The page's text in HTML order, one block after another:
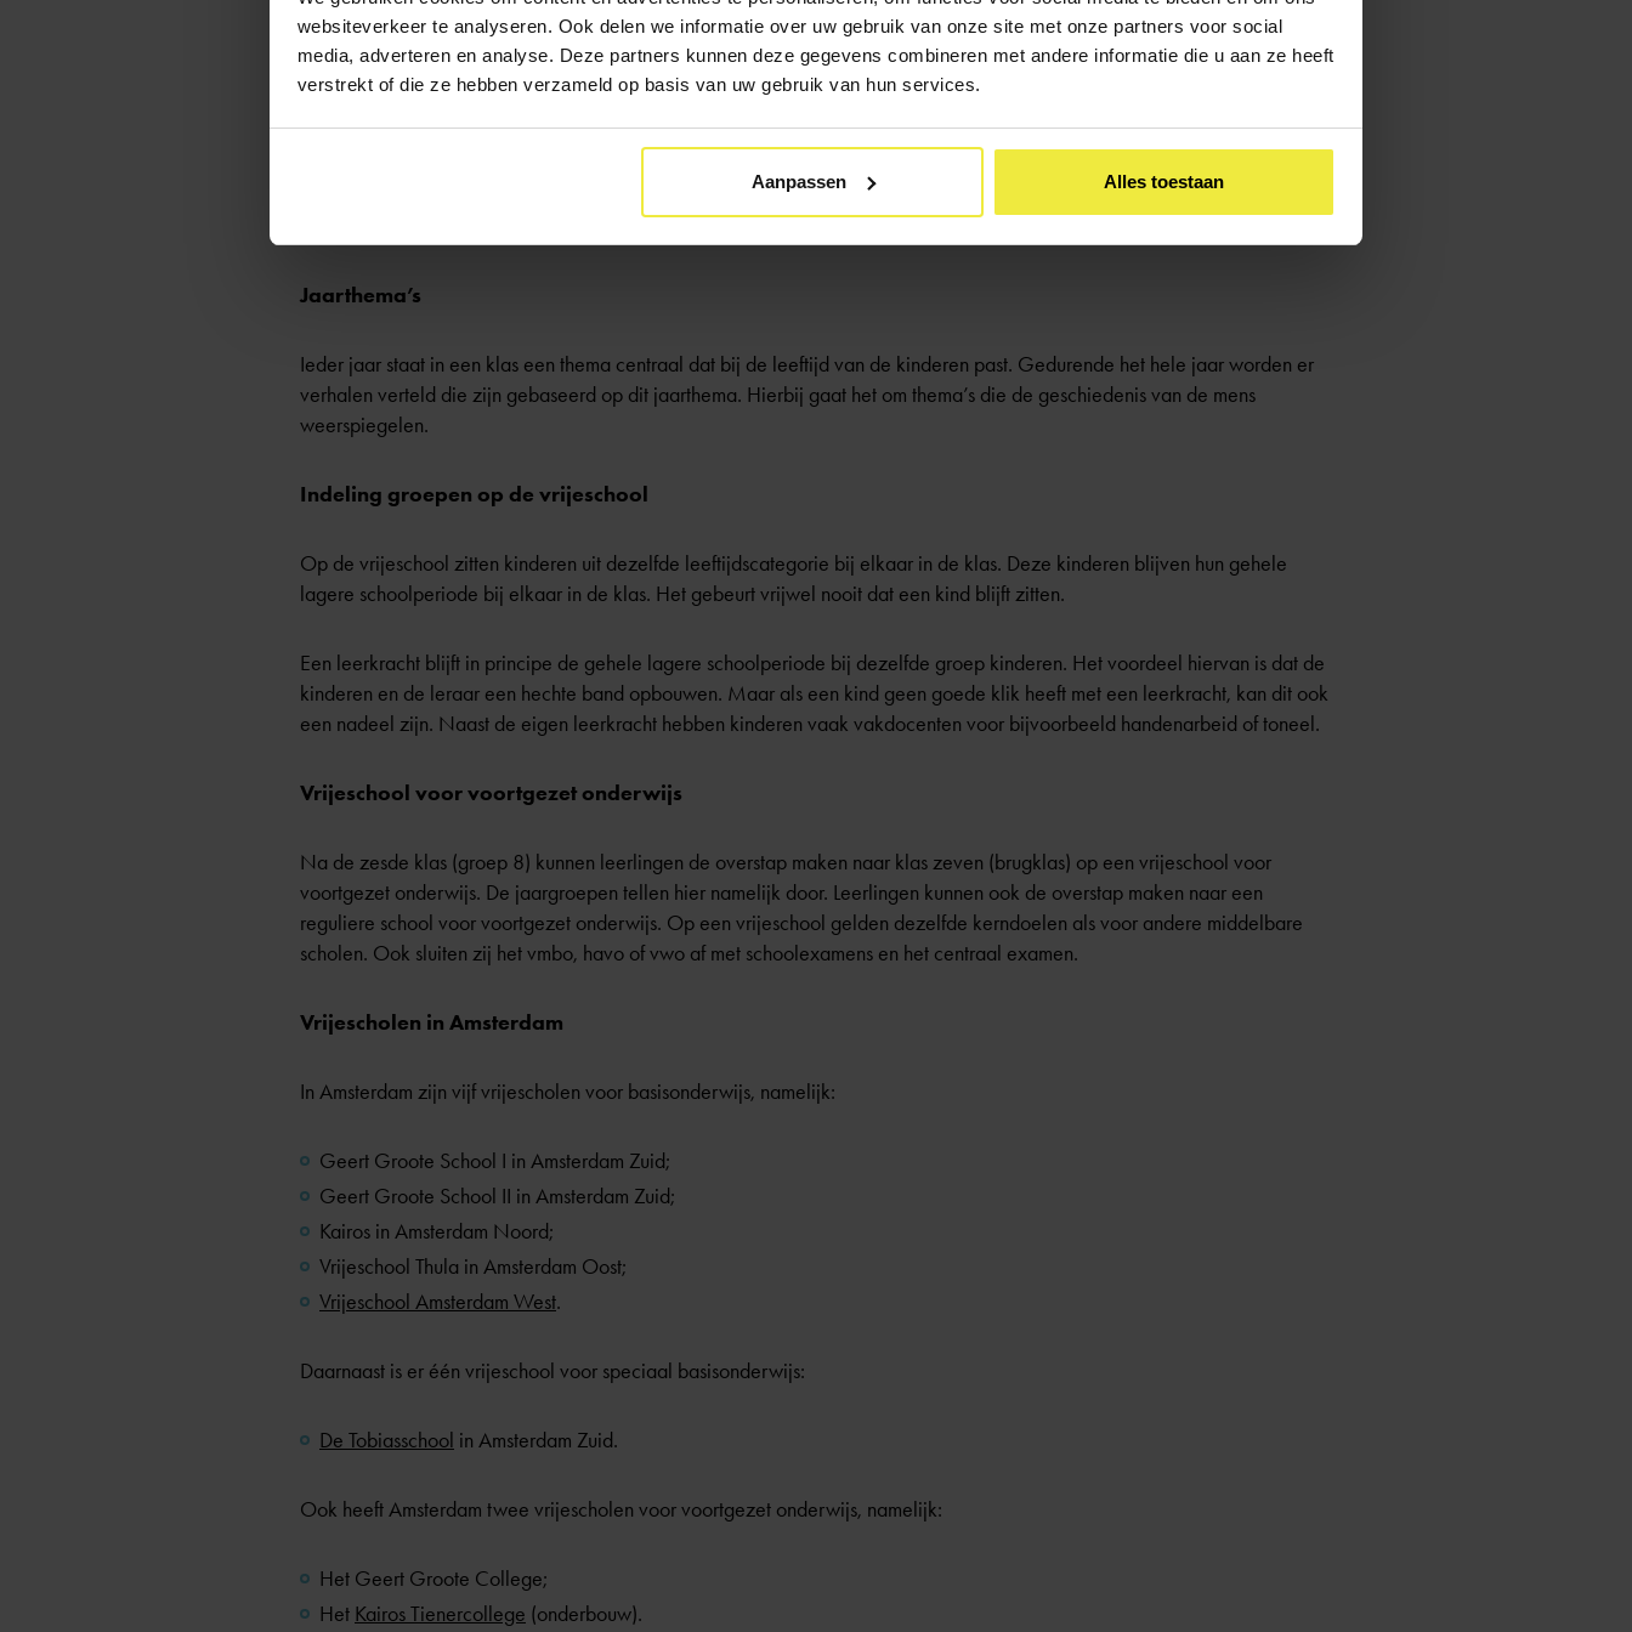
websiteverkeer te analyseren. Ook delen we informatie over uw gebruik van onze site met onze partners voor social
media, adverteren en analyse. Deze partners kunnen deze gegevens combineren met andere informatie die u aan ze heeft
verstrekt of die ze hebben verzameld op basis van uw gebruik van hun services.
Aanpassen Alles toestaan
Vaklessen en kunsturen
krijgen kinderen euritmie en gymnastiek. Maar omdat beweging binnen het vrijeschoolonderwijs centraal staat, komt dit ook
gedachte hierachter is dat bewegen gezond is en dat het de aanmaak van verbindingen in de hersenen bevordert. Naast
kunst en beweging maken kinderen kennis met toneel, natuur, techniek en handvaardigheid.
Jaarthema’s
Ieder jaar staat in een klas een thema centraal dat bij de leeftijd van de kinderen past. Gedurende het hele jaar worden er
verhalen verteld die zijn gebaseerd op dit jaarthema. Hierbij gaat het om thema’s die de geschiedenis van de mens
weerspiegelen.
Indeling groepen op de vrijeschool
Op de vrijeschool zitten kinderen uit dezelfde leeftijdscategorie bij elkaar in de klas. Deze kinderen blijven hun gehele
lagere schoolperiode bij elkaar in de klas. Het gebeurt vrijwel nooit dat een kind blijft zitten.
Een leerkracht blijft in principe de gehele lagere schoolperiode bij dezelfde groep kinderen. Het voordeel hiervan is dat de
kinderen en de leraar een hechte band opbouwen. Maar als een kind geen goede klik heeft met een leerkracht, kan dit ook
een nadeel zijn. Naast de eigen leerkracht hebben kinderen vaak vakdocenten voor bijvoorbeeld handenarbeid of toneel.
Vrijeschool voor voortgezet onderwijs
Na de zesde klas (groep 8) kunnen leerlingen de overstap maken naar klas zeven (brugklas) op een vrijeschool voor
voortgezet onderwijs. De jaargroepen tellen hier namelijk door. Leerlingen kunnen ook de overstap maken naar een
reguliere school voor voortgezet onderwijs. Op een vrijeschool gelden dezelfde kerndoelen als voor andere middelbare
scholen. Ook sluiten zij het vmbo, havo of vwo af met schoolexamens en het centraal examen.
Vrijescholen in Amsterdam
In Amsterdam zijn vijf vrijescholen voor basisonderwijs, namelijk:
Geert Groote School I in Amsterdam Zuid;
Geert Groote School II in Amsterdam Zuid;
Kairos in Amsterdam Noord;
Vrijeschool Thula in Amsterdam Oost;
Vrijeschool Amsterdam West.
Daarnaast is er één vrijeschool voor speciaal basisonderwijs:
De Tobiasschool in Amsterdam Zuid.
Ook heeft Amsterdam twee vrijescholen voor voortgezet onderwijs, namelijk:
Het Geert Groote College;
Het Kairos Tienercollege (onderbouw).